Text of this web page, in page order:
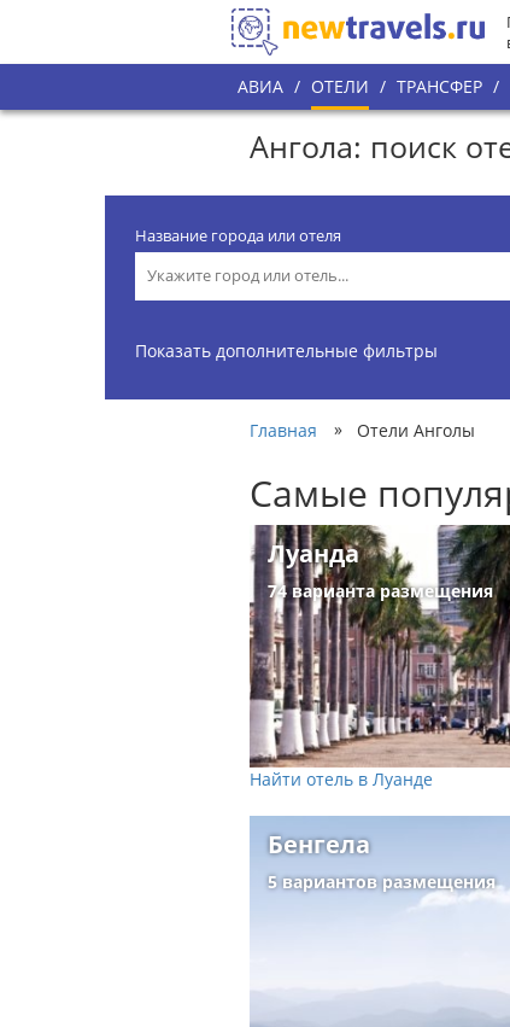
АВИА / ОТЕЛИ / ТРАНСФЕР /
Ангола: поиск
Название города или отеля
Показать дополнительные фильтры
Главная » Отели Анголы
Самые
Луанда
74 варианта размещения
Найти отель в Луанде
Бенгела
5 вариантов размещения